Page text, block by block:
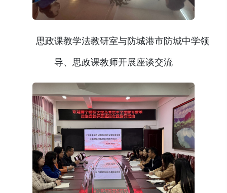
思政课教学法教研室与防城港市防城中学领
导、思政课教师开展座谈交流